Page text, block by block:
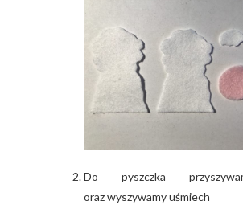
Do pyszczka
oraz wyszywamy uśmiech